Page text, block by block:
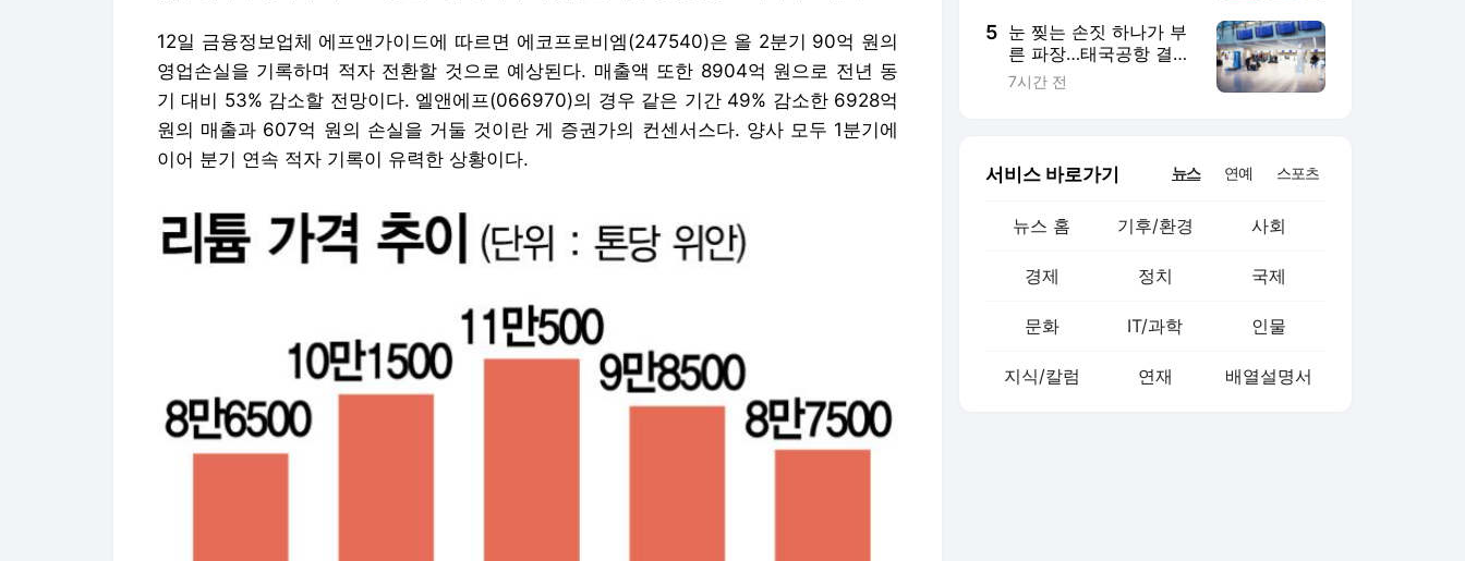
12일 금융정보업체 에프앤가이드에 따르면 에코프로비엠(247540)은 올 2분기 90억 원의
영업손실을 기록하며 적자 전환할 것으로 예상된다. 매출액 또한 8904억 원으로 전년 동
기 대비 53% 감소할 전망이다. 엘앤에프(066970)의 경우 같은 기간 49% 감소한 6928억
원의 매출과 607억 원의 손실을 거둘 것이란 게 증권가의 컨센서스다. 양사 모두 1분기에
이어 분기 연속 적자 기록이 유력한 상황이다.
5 눈 찢는 손짓 하나가 부
른 파장…태국공항 결국
직원 징계 받았다
7시간 전
서비스 바로가기 뉴스 연예 스포츠
뉴스 홈 기후/환경 사회
경제 정치 국제
문화 IT/과학 인물
지식/칼럼 연재 배열설명서